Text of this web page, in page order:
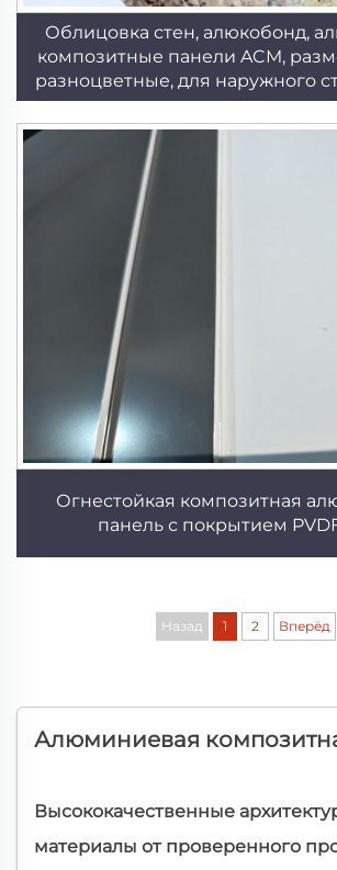
Облицовка стен, алюкобонд,
композитные панели ACM,
разноцветные, для наружного
кухни, строительные
Огнестойкая композитная
панель с покрытием
Назад 1 2 Вперёд
Алюминиевая
Высококачественные
материалы от проверенного